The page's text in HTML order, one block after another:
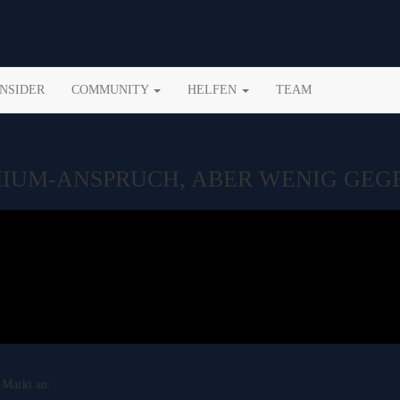
COMMUNITY HELFEN TEAM
ANSPRUCH, ABER WENIG
an: